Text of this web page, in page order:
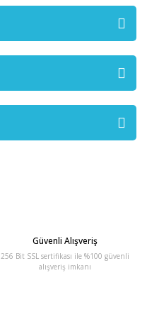
Güvenli Alışveriş
256 Bit SSL sertifikası ile %100 güvenli
alışveriş imkanı